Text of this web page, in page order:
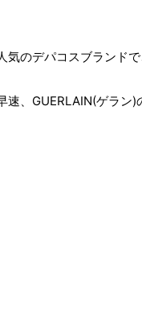
気のデパコスブランド
速、GUERLAIN(ゲラン